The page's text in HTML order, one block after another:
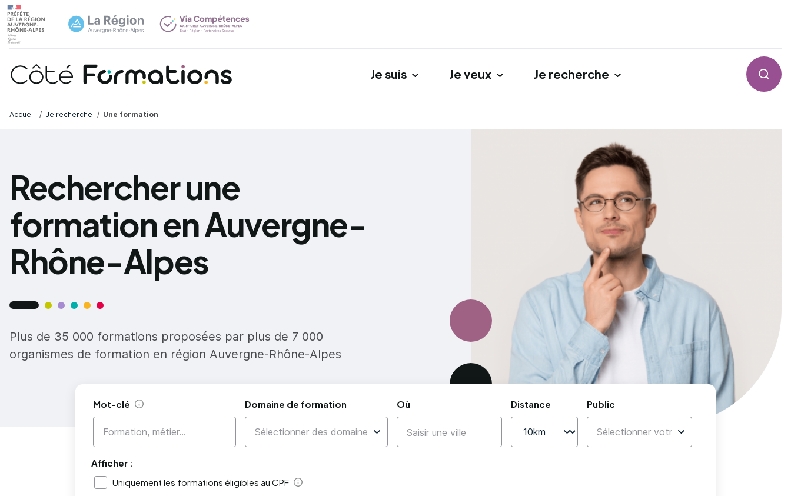
Je suis Je veux Je recherche
Accueil Je recherche Une formation
Rechercher une
formation en Auvergne-
Rhône-Alpes
Plus de 35 000 formations proposées par plus de 7 000
organismes de formation en région Auvergne-Rhône-Alpes
Mot-clé Aide Domaine de formation Où Distance Public
Afficher :
Uniquement les formations éligibles au CPF
Aide